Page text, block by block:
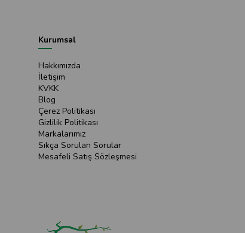
Kurumsal
Hakkımızda
İletişim
KVKK
Blog
Çerez Politikası
Gizlilik Politikası
Markalarımız
Sıkça Sorulan Sorular
Mesafeli Satış Sözleşmesi